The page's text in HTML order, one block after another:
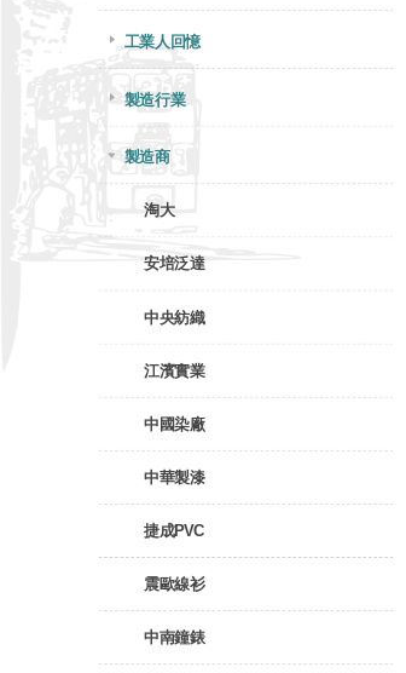
工業人回憶
製造行業
製造商
淘大
安培泛達
中央紡織
江濱實業
中國染廠
中華製漆
捷成PVC
震歐線衫
中南鐘錶